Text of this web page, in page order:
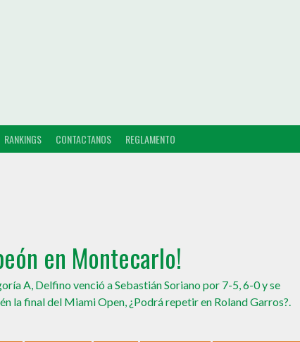
RANKINGS CONTACTANOS REGLAMENTO
en Montecarlo!
A, Delfino venció a Sebastián Soriano por 7-5, 6-0 y se
la final del Miami Open, ¿Podrá repetir en Roland Garros?.